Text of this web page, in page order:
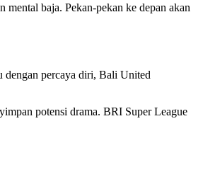
mental baja. Pekan-pekan ke depan akan
dengan percaya diri, Bali United
potensi drama. BRI Super League